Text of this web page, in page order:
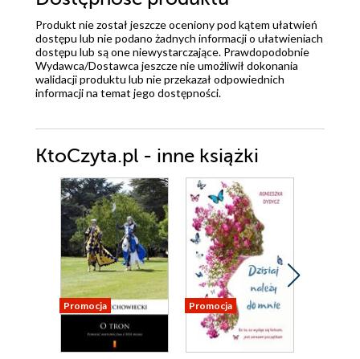
Produkt nie został jeszcze oceniony pod kątem ułatwień
dostępu lub nie podano żadnych informacji o ułatwieniach
dostępu lub są one niewystarczające. Prawdopodobnie
Wydawca/Dostawca jeszcze nie umożliwił dokonania
walidacji produktu lub nie przekazał odpowiednich
informacji na temat jego dostępności.
KtoCzyta.pl - inne książki
Promocja Promocja